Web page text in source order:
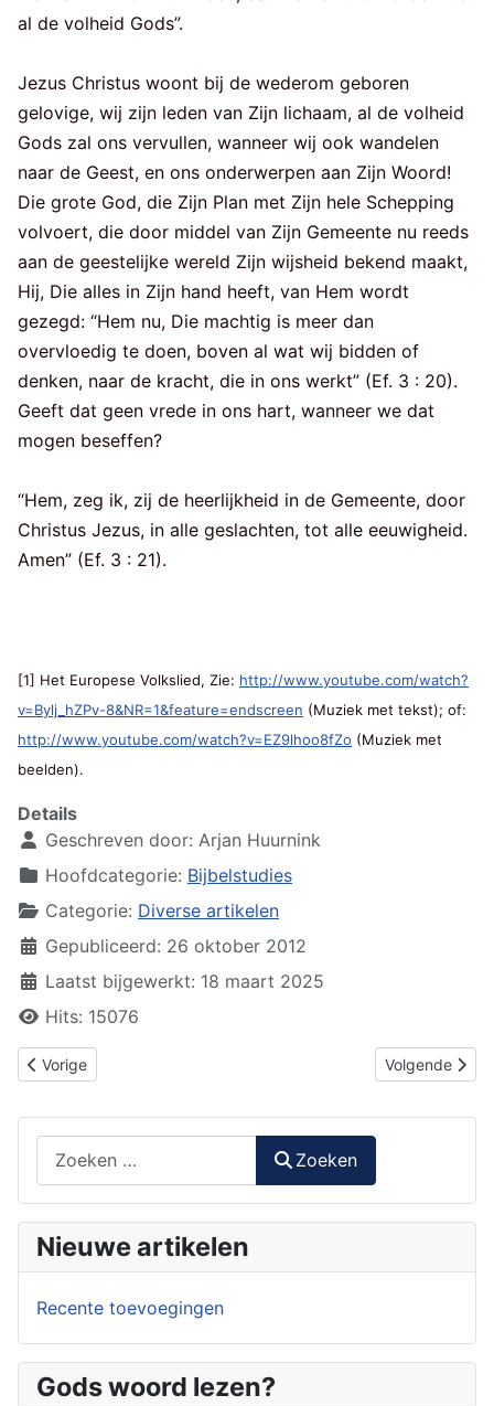
al de volheid Gods”.
Jezus Christus woont bij de wederom geboren
gelovige, wij zijn leden van Zijn lichaam, al de volheid
Gods zal ons vervullen, wanneer wij ook wandelen
naar de Geest, en ons onderwerpen aan Zijn Woord!
Die grote God, die Zijn Plan met Zijn hele Schepping
volvoert, die door middel van Zijn Gemeente nu reeds
aan de geestelijke wereld Zijn wijsheid bekend maakt,
Hij, Die alles in Zijn hand heeft, van Hem wordt
gezegd: “Hem nu, Die machtig is meer dan
overvloedig te doen, boven al wat wij bidden of
denken, naar de kracht, die in ons werkt” (Ef. 3 : 20).
Geeft dat geen vrede in ons hart, wanneer we dat
mogen beseffen?
“Hem, zeg ik, zij de heerlijkheid in de Gemeente, door
Christus Jezus, in alle geslachten, tot alle eeuwigheid.
Amen” (Ef. 3 : 21).
[1] Het Europese Volkslied, Zie: http://www.youtube.com/watch?
v=Bylj_hZPv-8&NR=1&feature=endscreen (Muziek met tekst); of:
http://www.youtube.com/watch?v=EZ9lhoo8fZo (Muziek met
beelden).
Details
Geschreven door: Arjan Huurnink
Hoofdcategorie: Bijbelstudies
Categorie: Diverse artikelen
Gepubliceerd: 26 oktober 2012
Laatst bijgewerkt: 18 maart 2025
Hits: 15076
Vorig artikel: De Drie-enige God
Vorige Volgende
Volgende
Zoeken
Nieuwe artikelen
Recente toevoegingen
Gods woord lezen?